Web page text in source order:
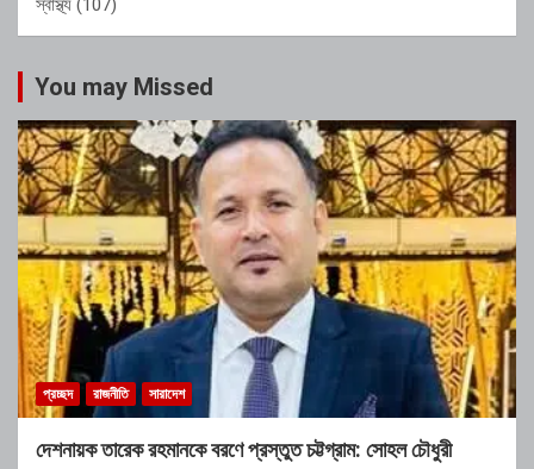
স্বাস্থ্য (107)
You may Missed
প্রচ্ছদ রাজনীতি সারাদেশ
দেশনায়ক তারেক রহমানকে বরণে প্রস্তুত চট্টগ্রাম: সোহল চৌধুরী